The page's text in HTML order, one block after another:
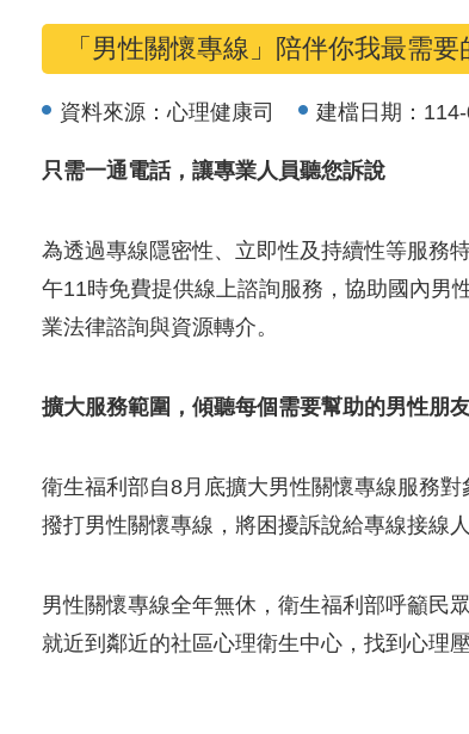
「男性關懷專線」陪伴你我最需要
資料來源：心理健康司 建檔日期：
只需一通電話，讓專業人員聽您訴說
為透過專線隱密性、立即性及持續性等服務
午11時免費提供線上諮詢服務，協助國內男
業法律諮詢與資源轉介。
擴大服務範圍，傾聽每個需要幫助的男性朋
衛生福利部自8月底擴大男性關懷專線服務
撥打男性關懷專線，將困擾訴說給專線接線
男性關懷專線全年無休，衛生福利部呼籲民
就近到鄰近的社區心理衛生中心，找到心理